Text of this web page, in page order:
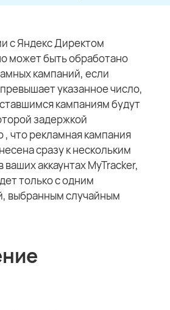
с Яндекс Директом
может быть обработано
кампаний, если
указанное число,
кампаниям будут
задержкой
, что рекламная кампания
сразу к нескольким
аккаунтах MyTracker,
только с одним
выбранным случайным